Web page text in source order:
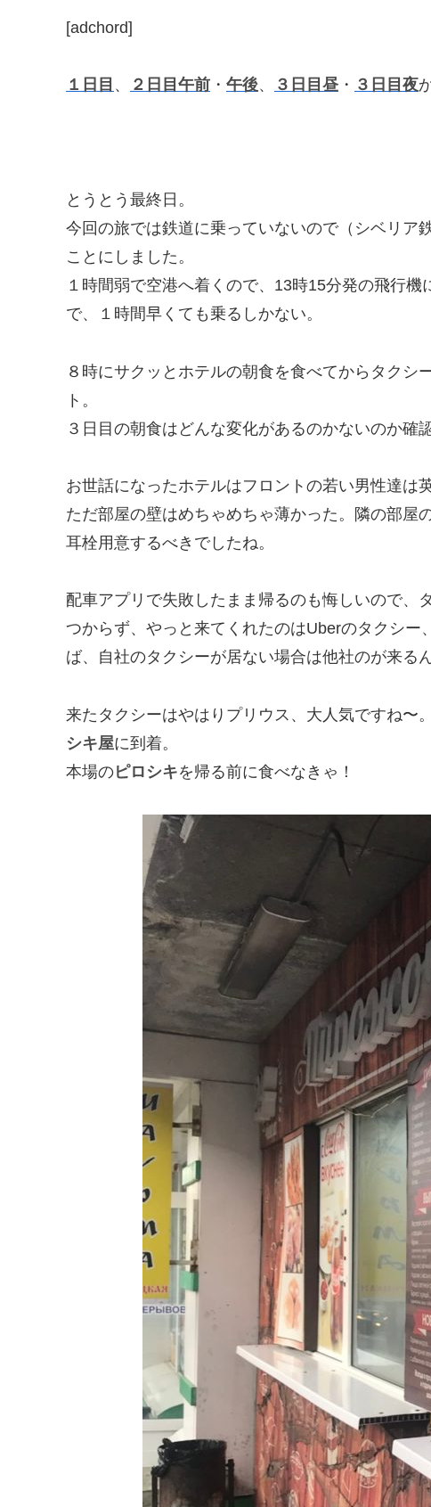
[adchord]
１日目 、 ２日目午前 ・ 午後、 ３日目昼 ・ ３日目夜
とうとう最終日。
今回の旅では鉄道に乗っていないので（シベリア
ことにしました。
１時間弱で空港へ着くので、13時15分発の飛行
で、１時間早くても乗るしかない。
８時にサクッとホテルの朝食を食べてからタク
ト。
３日目の朝食はどんな変化があるのかないのか確
お世話になったホテルはフロントの若い男性達は
ただ部屋の壁はめちゃめちゃ薄かった。隣の部屋
耳栓用意するべきでしたね。
配車アプリで失敗したまま帰るのも悔しいので、
つからず、やっと来てくれたのはUberのタクシー
ば、自社のタクシーが居ない場合は他社のが来る
来たタクシーはやはりプリウス、大人気ですね〜
シキ屋に到着。
本場のピロシキを帰る前に食べなきゃ！